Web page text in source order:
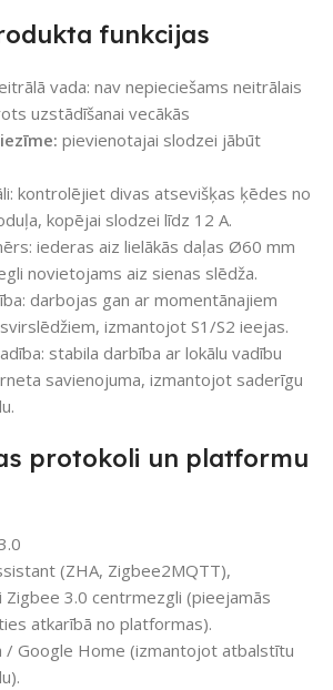
funkcijas
vada: nav nepieciešams neitrālais
uzstādīšanai vecākās
pievienotajai slodzei jābūt
kontrolējiet divas atsevišķas ķēdes no
kopējai slodzei līdz 12 A.
iederas aiz lielākās daļas Ø60 mm
novietojams aiz sienas slēdža.
darbojas gan ar momentānajiem
izmantojot S1/S2 ieejas.
stabila darbība ar lokālu vadību
savienojuma, izmantojot saderīgu
protokoli un platformu
(ZHA, Zigbee2MQTT),
Zigbee 3.0 centrmezgli (pieejamās
atkarībā no platformas).
/ Google Home (izmantojot atbalstītu